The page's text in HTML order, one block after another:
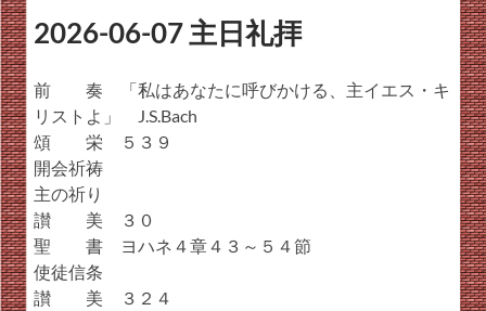
メ
ー
切
り
替
え
る
切
2026-06-07 主日礼拝
前 奏 「私はあなたに呼びかける、主イエス・キ
リストよ」 J.S.Bach
頌 栄 ５３９
開会祈祷
主の祈り
讃 美 ３０
聖 書 ヨハネ４章４３～５４節
使徒信条
讃 美 ３２４